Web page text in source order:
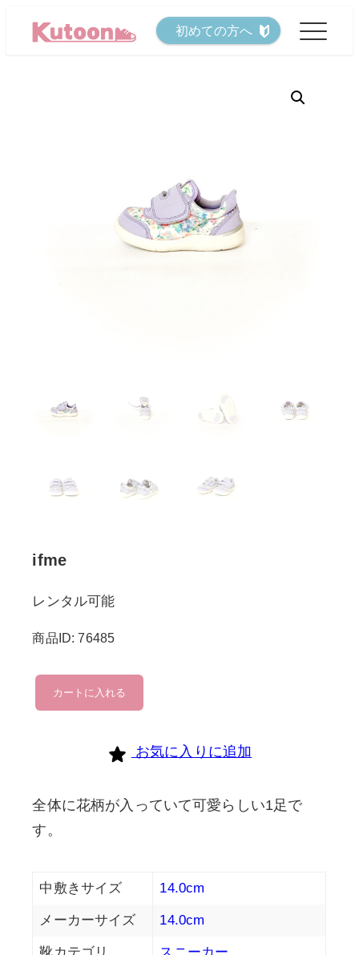
初めての方へ
ifme
レンタル可能
商品ID: 76485
ifme
個
カートに入れる
お気に入りに追加
全体に花柄が入っていて可愛らしい1足で
す。
中敷きサイズ 14.0cm
メーカーサイズ 14.0cm